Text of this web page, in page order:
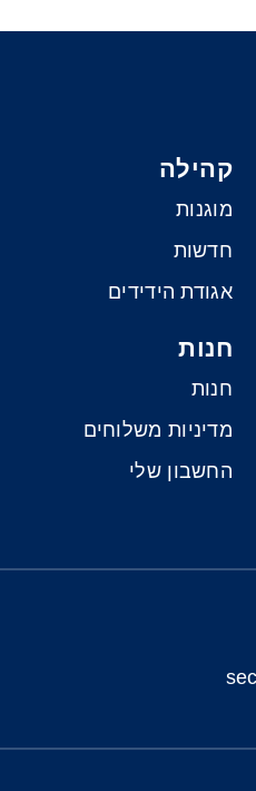
קהילה
מוגנות
חדשות
אגודת הידידים
חנות
חנות
מדיניות משלוחים
החשבון שלי